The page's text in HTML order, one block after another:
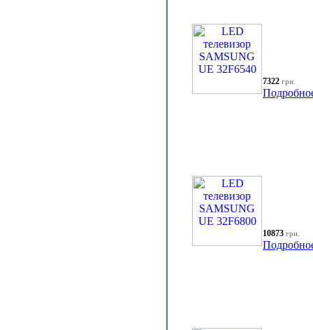
7322 грн.
10873 грн.